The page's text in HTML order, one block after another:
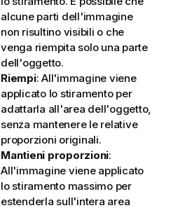
alcune parti dell'immagine
non risultino visibili o che
venga riempita solo una parte
dell'oggetto.
Riempi: All'immagine viene
applicato lo stiramento per
adattarla all'area dell'oggetto,
senza mantenere le relative
proporzioni originali.
Mantieni proporzioni:
All'immagine viene applicato
lo stiramento massimo per
estenderla sull'intera area